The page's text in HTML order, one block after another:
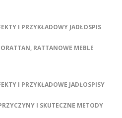
I PRZYKŁADOWY JADŁOSPIS
RATTANOWE MEBLE
I PRZYKŁADOWE JADŁOSPISY
I SKUTECZNE METODY